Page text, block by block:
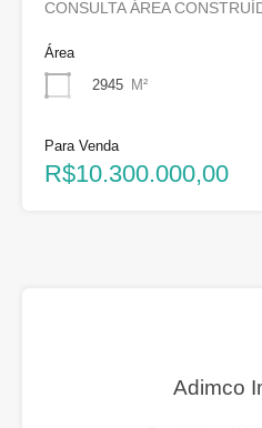
CONSULTA ÁREA
Área
2945 M²
Para Venda
R$10.300.000,00
Adimco